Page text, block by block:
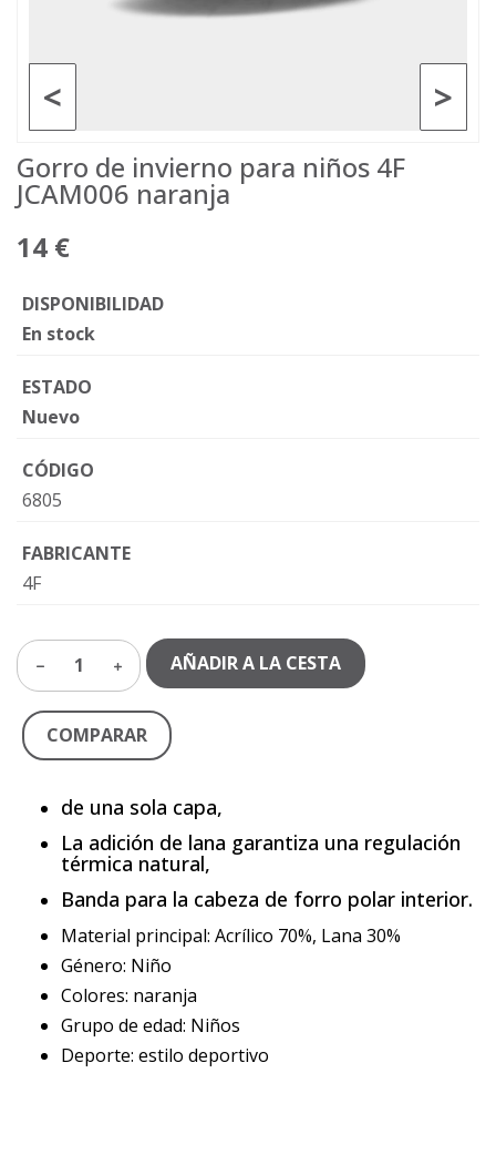
>
<
Gorro de invierno para niños 4F
JCAM006 naranja
14 €
DISPONIBILIDAD
En stock
ESTADO
Nuevo
CÓDIGO
6805
FABRICANTE
4F
1 AÑADIR A LA CESTA
COMPARAR
de una sola capa,
La adición de lana garantiza una regulación
térmica natural,
Banda para la cabeza de forro polar interior.
Material principal: Acrílico 70%, Lana 30%
Género: Niño
Colores: naranja
Grupo de edad: Niños
Deporte: estilo deportivo